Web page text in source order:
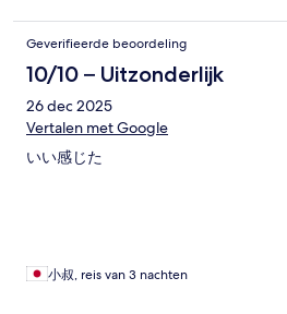
Geverifieerde beoordeling
10/10 – Uitzonderlijk
26 dec 2025
Vertalen met Google
いい感じた
小叔, reis van 3 nachten